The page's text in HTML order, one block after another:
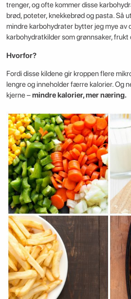
trenger, og ofte kommer disse
brød, poteter, knekkebrød og pasta. Så
mindre karbohydrater bytter jeg mye av
karbohydratkilder som grønnsaker,
Hvorfor?
Fordi disse kildene gir kroppen flere
lengre og inneholder færre kalorier. Og
kjerne –mindre kalorier, mer næring.